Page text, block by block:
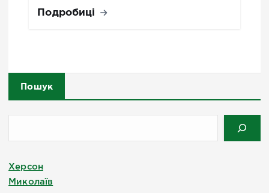
Подробиці
Пошук
Херсон
Миколаїв